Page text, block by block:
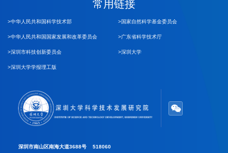
深圳市南山区南海大道3688号 518060
常用链接
>中华人民共和国科学技术部 >国家自然科学基金委员会
>中华人民共和国国家发展和改革委员会 >广东省科学技术厅
>深圳市科技创新委员会 >深圳大学
>深圳大学学报理工版